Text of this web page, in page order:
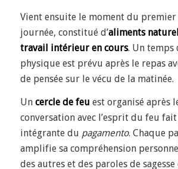
Vient ensuite le moment du premier
journée, constitué d’aliments
travail intérieur en cours. Un temps
physique est prévu après le repas
de pensée sur le vécu de la matinée.
Un cercle de feu est organisé après
conversation avec l’esprit du feu
intégrante du pagamento. Chaque
amplifie sa compréhension
des autres et des paroles de